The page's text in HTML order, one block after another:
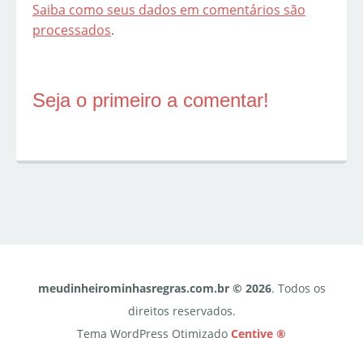
Saiba como seus dados em comentários são
processados.
Seja o primeiro a comentar!
meudinheirominhasregras.com.br © 2026. Todos os
direitos reservados.
Tema WordPress Otimizado Centive ®